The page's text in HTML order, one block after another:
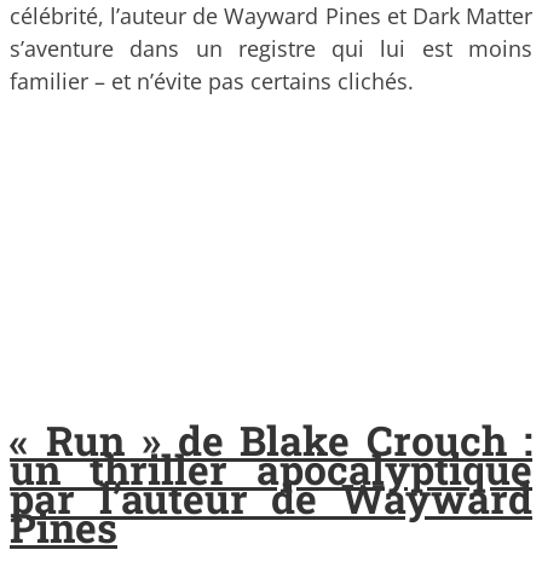
célébrité, l’auteur de Wayward Pines et Dark Matter
s’aventure dans un registre qui lui est moins
familier – et n’évite pas certains clichés.
« Run » de Blake Crouch :
un thriller apocalyptique
par l’auteur de Wayward
Pines